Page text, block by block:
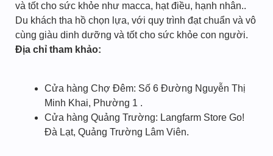
và tốt cho sức khỏe như macca, hạt điều, hạnh nhân..
Du khách tha hồ chọn lựa, với quy trình đạt chuẩn và vô
cùng giàu dinh dưỡng và tốt cho sức khỏe con người.
Địa chỉ tham khảo:
Cửa hàng Chợ Đêm: Số 6 Đường Nguyễn Thị
Minh Khai, Phường 1 .
Cửa hàng Quảng Trường: Langfarm Store Go!
Đà Lạt, Quảng Trường Lâm Viên.